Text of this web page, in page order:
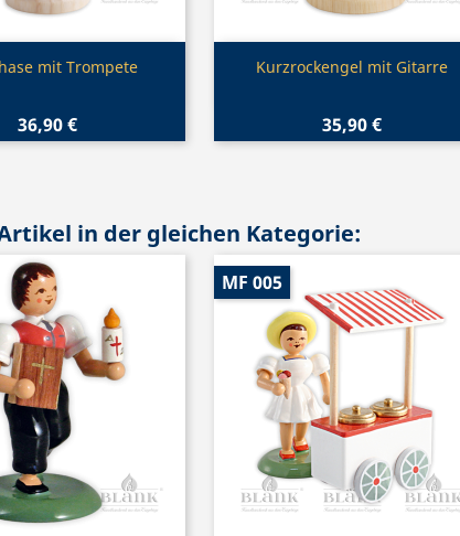
Vorschau
mit Trompete
36,90 €
Vorschau
Kurzrockengel mit Gitarre
35,90 €
in der gleichen Kategorie:
MF 005